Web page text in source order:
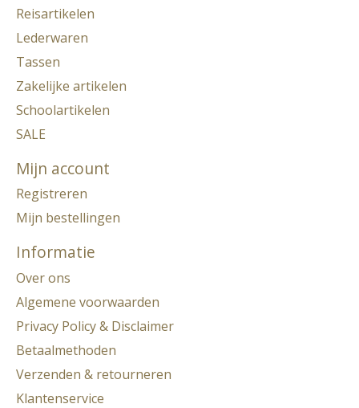
Reisartikelen
Lederwaren
Tassen
Zakelijke artikelen
Schoolartikelen
SALE
Mijn account
Registreren
Mijn bestellingen
Informatie
Over ons
Algemene voorwaarden
Privacy Policy & Disclaimer
Betaalmethoden
Verzenden & retourneren
Klantenservice